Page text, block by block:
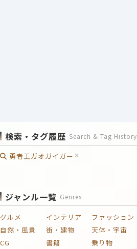
検索・タグ履歴 Search & Tag History
勇者王ガオガイガー
ジャンル一覧 Genres
グルメ インテリア ファッション
自然・風景
街・建物 天体・宇宙
CG
書籍 乗り物